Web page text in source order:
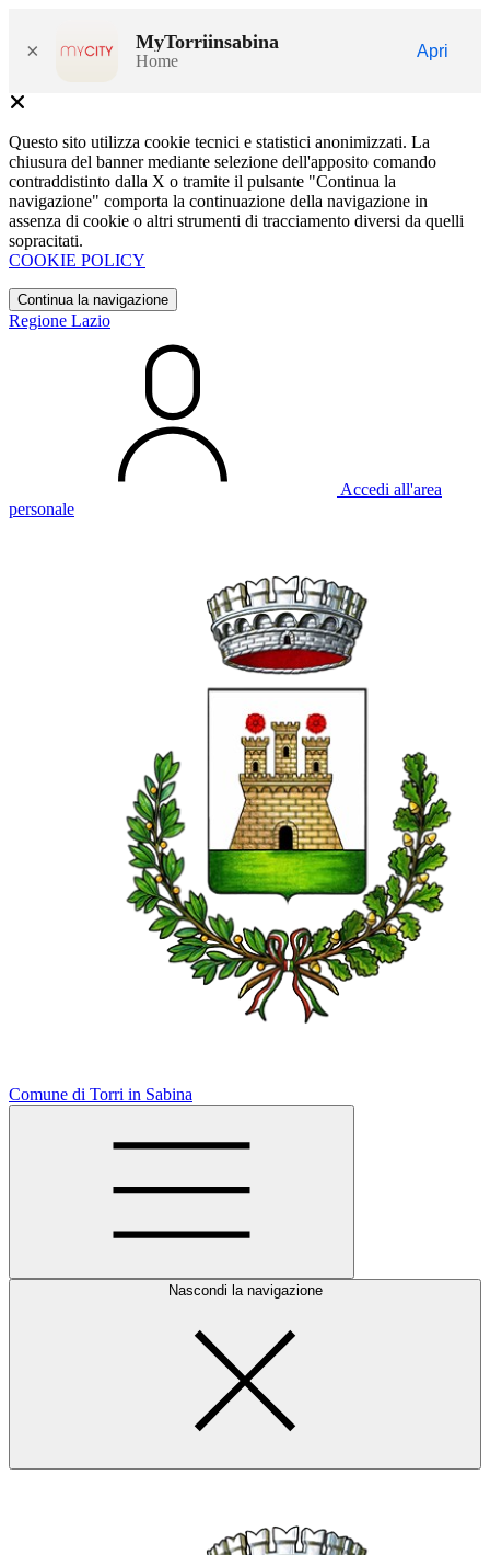
× MyTorriinsabina
Home
Apri
Questo sito utilizza cookie tecnici e statistici anonimizzati. La
chiusura del banner mediante selezione dell'apposito comando
contraddistinto dalla X o tramite il pulsante "Continua la
navigazione" comporta la continuazione della navigazione in
assenza di cookie o altri strumenti di tracciamento diversi da quelli
sopracitati.
COOKIE POLICY
Continua la navigazione
Regione Lazio
Accedi all'area
personale
Comune di Torri in Sabina
Nascondi la navigazione